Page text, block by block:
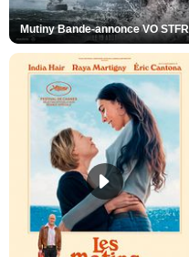
Mutiny Bande-annonce VO STFR